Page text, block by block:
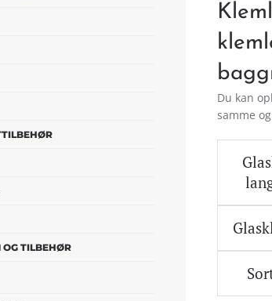
OG TILBEHØR
Du kan
samme